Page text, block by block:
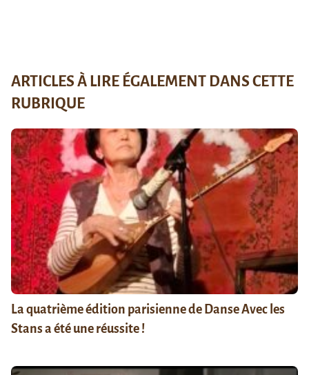
ARTICLES À LIRE ÉGALEMENT DANS CETTE
RUBRIQUE
La quatrième édition parisienne de Danse Avec les
Stans a été une réussite !